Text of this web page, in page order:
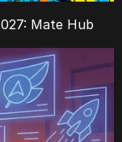
Mate Hub